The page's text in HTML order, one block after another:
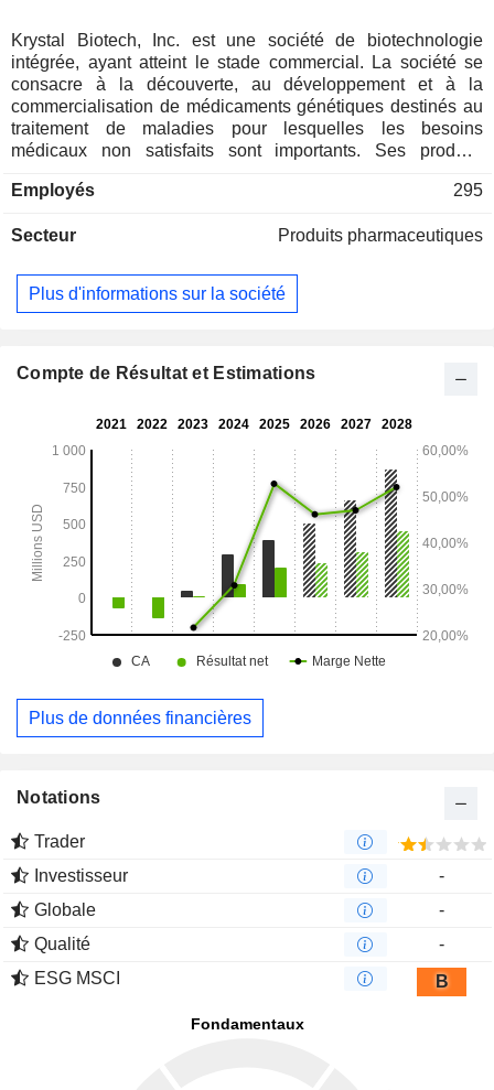
Krystal Biotech, Inc. est une société de biotechnologie
intégrée, ayant atteint le stade commercial. La société se
consacre à la découverte, au développement et à la
commercialisation de médicaments génétiques destinés au
traitement de maladies pour lesquelles les besoins
médicaux non satisfaits sont importants. Ses produits
développement clinique et préclinique, comprennent le
le KB304 et le KB301. Son produit commercial, VYJUVEK,
génétique approuvé aux États-Unis et en Europe pour le
traitement de l’épidermolyse bulleuse dystrophique. Le
pour le traitement du déficit en alpha-1-antitrypsine, une
développement pour le traitement des tumeurs solides. Le
congénitale autosomique récessive due à un déficit en
TGM1. Le KB803 est une formulation de collyre réutilisable
à base de B-VEC, conçue pour le traitement des
complications oculaires.
Employés 295
Secteur Produits pharmaceutiques
Plus d'informations sur la société
Compte de Résultat et Estimations
Plus de données financières
Notations
Trader
Investisseur
-
Globale
-
Qualité
-
ESG MSCI
B